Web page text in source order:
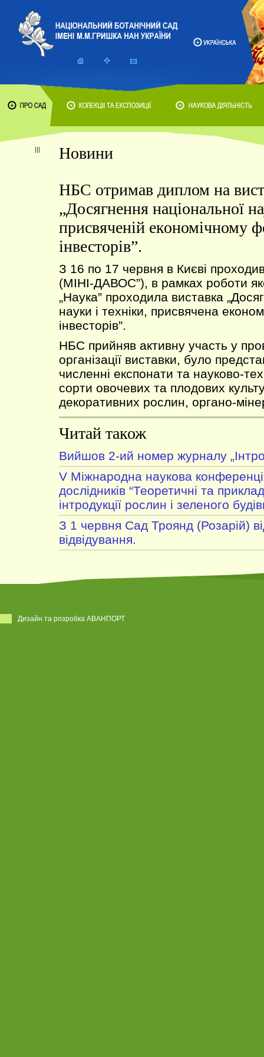
Новини
НБС отримав диплом на
„Досягнення національної
присвяченій економічному
інвесторів”.
З 16 по 17 червня в Києві
(МІНІ-ДАВОС”), в рамках роботи
„Наука” проходила виставка
науки і техніки, присвячена
інвесторів”.
НБС прийняв активну участь у
організації виставки, було
численні експонати та науково-
сорти овочевих та плодових
декоративних рослин, органо-
Читай також
Вийшов 2-ий номер журналу
V Міжнародна наукова
дослідників “Теоретичні та
інтродукції рослин і зеленого
З 1 червня Сад Троянд (Розарій)
відвідування.
Дизайн та розробка АВАНПОРТ